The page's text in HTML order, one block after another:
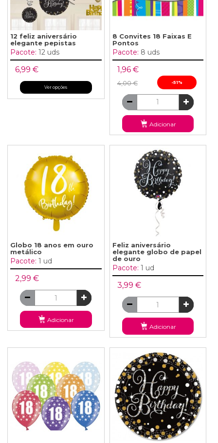
12 feliz aniversário
elegante pepistas
Pacote: 12 uds
6,99 €
Ver opções
8 Convites 18 Faixas E
Pontos
Pacote: 8 uds
1,96 €
4,00 € -51%
Adicionar
Globo 18 anos em ouro
metálico
Pacote: 1 ud
2,99 €
Adicionar
Feliz aniversário
elegante globo de papel
de ouro
Pacote: 1 ud
3,99 €
Adicionar